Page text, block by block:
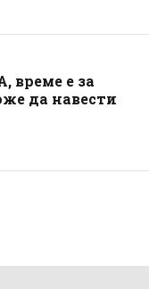
време е за
да навести